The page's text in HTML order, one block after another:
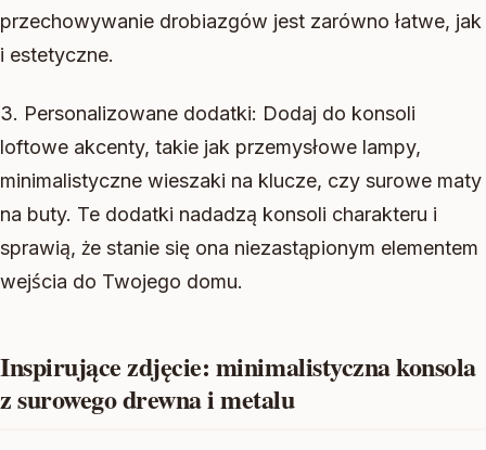
przechowywanie drobiazgów jest zarówno łatwe, jak
i estetyczne.
3. Personalizowane dodatki: Dodaj do konsoli
loftowe akcenty, takie jak przemysłowe lampy,
minimalistyczne wieszaki na klucze, czy surowe maty
na buty. Te dodatki nadadzą konsoli charakteru i
sprawią, że stanie się ona niezastąpionym elementem
wejścia do Twojego domu.
Inspirujące zdjęcie: minimalistyczna konsola
z surowego drewna i metalu